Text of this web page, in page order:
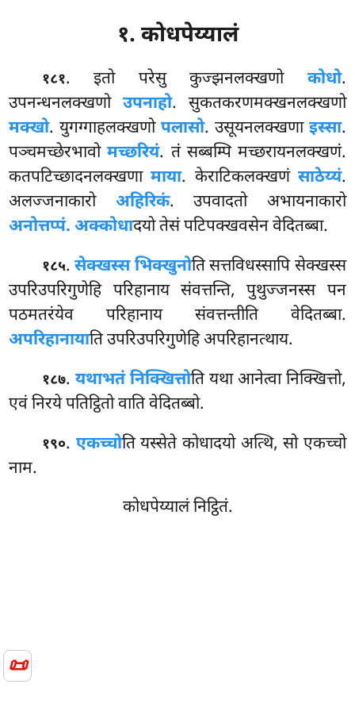
📜
१. कोधपेय्यालं
१८१. इतो परेसु कुज्झनलक्खणो कोधो.
उपनन्धनलक्खणो उपनाहो. सुकतकरणमक्खनलक्खणो
मक्खो. युगग्गाहलक्खणो पलासो. उसूयनलक्खणा इस्सा.
पञ्चमच्छेरभावोमच्छरियं. तं सब्बम्पि मच्छरायनलक्खणं.
कतपटिच्छादनलक्खणामाया. केराटिकलक्खणं साठेय्यं.
अलज्जनाकारो अहिरिकं. उपवादतो अभायनाकारो
अनोत्तप्पं. अक्कोधादयो तेसं पटिपक्खवसेन वेदितब्बा.
१८५.सेक्खस्स भिक्खुनोति सत्तविधस्सापि सेक्खस्स
उपरिउपरिगुणेहि परिहानाय संवत्तन्ति, पुथुज्जनस्स पन
पठमतरंयेव परिहानाय संवत्तन्तीति वेदितब्बा.
अपरिहानायाति उपरिउपरिगुणेहि अपरिहानत्थाय.
१८७. यथाभतं निक्खित्तोति यथा आनेत्वा निक्खित्तो,
एवं निरये पतिट्ठितो वाति वेदितब्बो.
१९०. एकच्चोति यस्सेते कोधादयो अत्थि, सो एकच्चो
नाम.
कोधपेय्यालं निट्ठितं.